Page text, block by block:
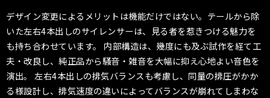
デザイン変更によるメリットは機能だけではない。テールから除
いた左右4本出しのサイレンサーは、見る者を惹きつける魅力を
も持ち合わせています。 内部構造は、幾度にも及ぶ試作を経て工
夫・改良し、純正品から騒音・雑音を大幅に抑え心地よい音色を
演出。 左右4本出しの排気バランスも考慮し、同量の排圧がかか
る様設計し、排気速度の違いによってバランスが崩れてしまわな